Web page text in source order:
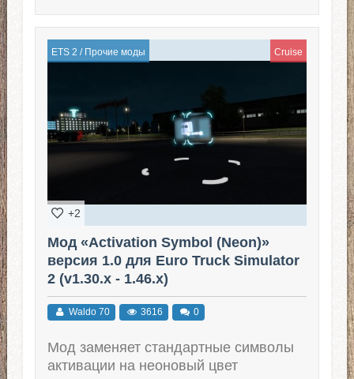
ETS 2 / Прочие моды Cruise
+2
Мод «Activation Symbol (Neon)»
версия 1.0 для Euro Truck Simulator
2 (v1.30.x - 1.46.x)
Waldo 70 3616 0
Мод заменяет стандартные символы
активации на неоновый цвет